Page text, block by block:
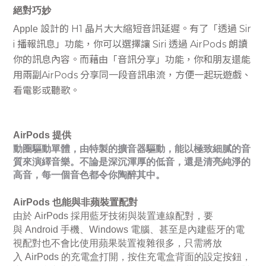
絕對巧妙
Apple 設計的 H1 晶片大大縮短音訊延遲。 有了「透過 Sir
i 播報訊息」功能，你可以選擇讓 Siri 透過 AirPods 朗讀
你的訊息內容。而藉由「音訊分享」功能，你和朋友還能
用兩副 AirPods 分享同一段音訊串流，方便一起玩遊戲、
看電影或聽歌。
AirPods 提供
動圈驅動單體，由特製的擴音器驅動，能以極致細膩的音
質來演繹音樂。不論是深沉渾厚的低音，還是清亮純淨的
高音，每一個音色都令你陶醉其中。
AirPods 也能與非蘋裝置配對
由於 AirPods 採用藍牙技術與裝置連線配對，要
與 Android 手機、 Windows 電腦、甚至是內建藍牙的電
視配對也不會比使用蘋果裝置複雜很多，只需將放
入 AirPods 的充電盒打開，按住充電盒背面的設定按鈕，